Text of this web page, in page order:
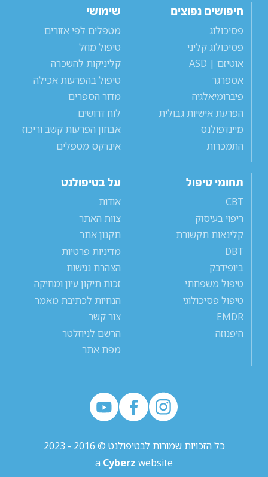
חיפושים נפוצים
פסיכולוג
פסיכולוג קליני
אוטיזם | ASD
אספרגר
פיברומיאלגיה
הפרעת אישיות גבולית
מיינדפולנס
התמכרות
שימושי
מטפלים לפי אזורים
טיפול מוזל
קליניקות להשכרה
טיפול בהפרעות אכילה
מדור הספרים
לוח דרושים
אבחון הפרעות קשב וריכוז
אינדקס מטפלים
תחומי טיפול
CBT
ריפוי בעיסוק
קלינאות תקשורת
DBT
ביופידבק
טיפול משפחתי
טיפול פסיכולוגי
EMDR
היפנוזה
על בטיפולנט
אודות
צוות האתר
תקנון אתר
מדיניות פרטיות
הצהרת נגישות
זכות תיקון עיון ומחיקה
הנחיות לכתיבת מאמר
צור קשר
הרשם לניוזלטר
מפת אתר
כל הזכויות שמורות לבטיפולנט © 2016 - 2023
a Cyberz website